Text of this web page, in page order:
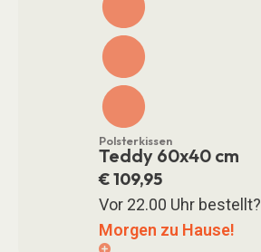
Polsterkissen
Teddy 60x40 cm
€109,95
Vor 22.00 Uhr bestellt?
Morgen zu Hause!